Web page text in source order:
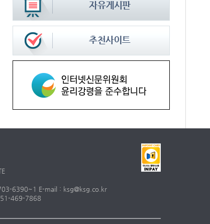
6390~1 E-mail : ksg@ksg.co.kr
469-7868